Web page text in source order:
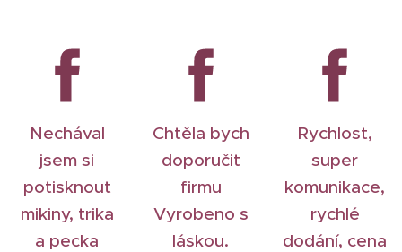
Nechával
jsem si
potisknout
mikiny, trika
a pecka
Chtěla bych
doporučit
firmu
Vyrobeno s
láskou.
Rychlost,
super
komunikace,
rychlé
dodání, cena